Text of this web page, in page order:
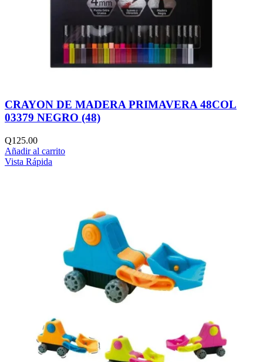
CRAYON DE MADERA PRIMAVERA 48COL
03379 NEGRO (48)
Q125.00
Añadir al carrito
Vista Rápida